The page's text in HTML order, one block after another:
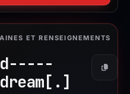
ET RENSEIGNEMENTS
Copier